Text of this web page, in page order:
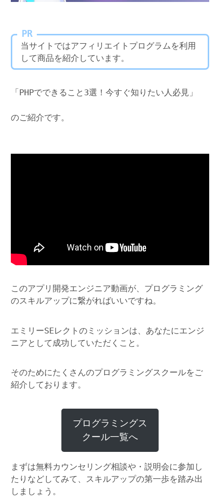
PR
当サイトではアフィリエイトプログラムを利用
して商品を紹介しています。
「PHPでできること3選！今すぐ知りたい人必見」
のご紹介です。
このアプリ開発エンジニア動画が、プログラミング
のスキルアップに繋がればいいですね。
エミリーSEレクトのミッションは、あなたにエンジ
ニアとして成功していただくこと。
そのためにたくさんのプログラミングスクールをご
紹介しております。
プログラミングス
クール一覧へ
まずは無料カウンセリング相談や・説明会に参加し
たりなどしてみて、スキルアップの第一歩を踏み出
しましょう。